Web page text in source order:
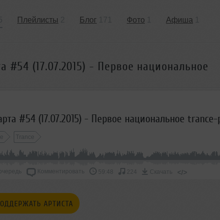
Плейлисты Блог Фото Афиша
(17.07.2015) - Первое национальное
Trance
Комментировать 59:48 224 Скачать </>
АРТИСТА